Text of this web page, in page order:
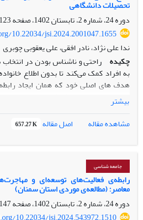
اسطوره ­های آیینی است. نتیجۀ این
به ترسیم انگاره ­های مذهبی در ترانۀ
آخرالزمانی دارد و ترانه­ سرا با نگاهی
یکسانی­ های عصر خود و دوران قدیسان است.
تحصیلات دانشگاهی
دوره 24، شماره 2، تابستان 1402، صفحه
123-145
10.22034/jsi.2024.2001047.1655
ندا علی نژاد، نادر افقی، علی یعقوبی چوبری
چکیده راحتی و ناشناس بودن در
به افراد کمک می‌کند تا بدون اطلاع
هدف­ های اصلی خود که همان ایجاد
است، دست یابند.روش شناسی مقاله
تحقیق کیفی بر اساس روش تحلیل مضمون
شده34 نفر از فعالان گروه­های همسریابی
این منظور، با تکیه بر نمونه­ گیری
و اشباع نظری بدست آمد. سپس
(دارای دو زیر مضمون انگیزه بیرونی و
(دارای مفاهیم سرگرمی و وقت­
صداقتی، دختران متوقع و بی ­اعتمادی)،
بودند. مضمون­ های اشاره شده به ترتیب
اشاعه نوآوری، استفاده و رضایتمندی،
بیشتر
مشاهده مقاله
اصل مقاله 657.27 K
جامعه شناسی
رابطه‌ی فعالیت‌های توسعه‌ای و
معاصر: (مطالعه‌ی موردی استان سمنان)
دوره 24، شماره 2، تابستان 1402، صفحه
147-180